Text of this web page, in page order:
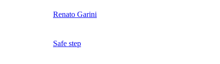
Renato Garini
Safe step